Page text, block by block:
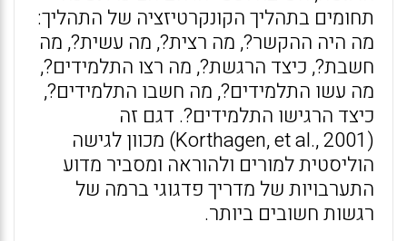
תחומים בתהליך הקונקרטיזציה של התהליך:
מה היה ההקשר?, מה רצית?, מה עשית?, מה
חשבת?, כיצד הרגשת?, מה רצו התלמידים?,
מה עשו התלמידים?, מה חשבו התלמידים?,
כיצד הרגישו התלמידים?. דגם זה
(Korthagen, et al., 2001) מכוון לגישה
הוליסטית למורים ולהוראה ומסביר מדוע
התערבויות של מדריך פדגוגי ברמה של
רגשות חשובים ביותר.